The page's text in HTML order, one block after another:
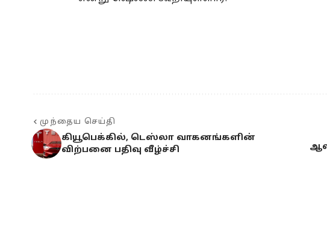
முந்தைய செய்தி
கியூபெக்கில், டெஸ்லா வாகனங்களின்
விற்பனை பதிவு வீழ்ச்சி